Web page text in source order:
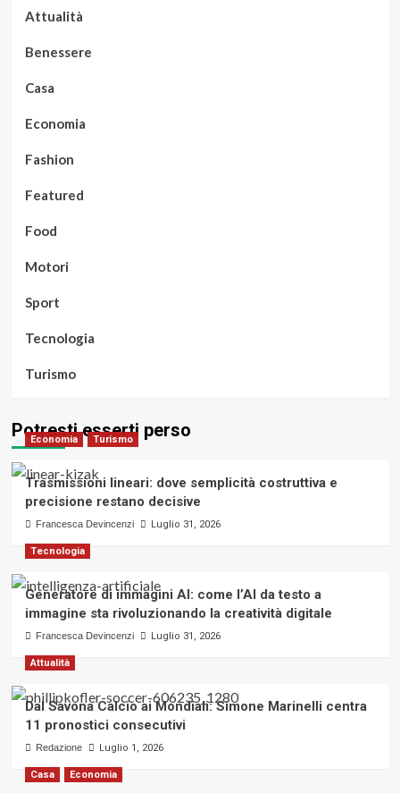
Attualità
Benessere
Casa
Economia
Fashion
Featured
Food
Motori
Sport
Tecnologia
Turismo
Potresti esserti perso
Economia Turismo
Trasmissioni lineari: dove semplicità costruttiva e
precisione restano decisive
Francesca Devincenzi Luglio 31, 2026
Tecnologia
Generatore di immagini AI: come l’AI da testo a
immagine sta rivoluzionando la creatività digitale
Francesca Devincenzi Luglio 31, 2026
Attualità
Dal Savona Calcio ai Mondiali: Simone Marinelli centra
11 pronostici consecutivi
Redazione Luglio 1, 2026
Casa Economia